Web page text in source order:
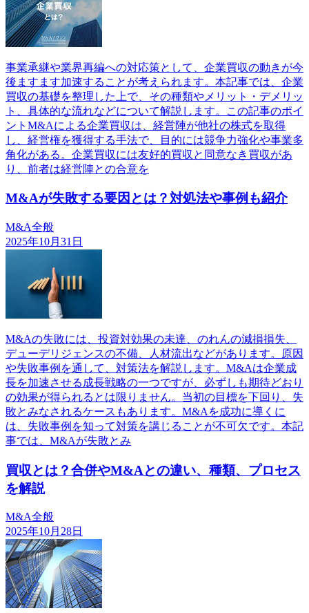
事業承継や業界再編への対応策として、企業買収の動きが今
後ますます加速することが考えられます。本記事では、企業
買収の基礎を整理した上で、その種類やメリット・デメリッ
ト、具体的な流れなどについて解説します。この記事のポイ
ントM&Aによる企業買収は、経営陣が他社の株式を取得
し、経営権を獲得する手法で、目的には競争力強化や事業多
角化がある。企業買収には友好的買収と同意なき買収があ
り、前者は経営陣との合意を
M&Aが失敗する要因とは？対処法や事例も紹介
M&A全般
2025年10月31日
M&Aの失敗には、投資対効果の未達、のれんの減損損失、
デューデリジェンスの不備、人材流出などがあります。原因
や失敗事例を通して、対策法を解説します。M&Aは企業成
長を加速させる成長戦略の一つですが、必ずしも期待どおり
の効果が得られるとは限りません。当初の目標を下回り、失
敗とみなされるケースもあります。M&Aを成功に導くに
は、失敗事例を知って対策を講じることが不可欠です。本記
事では、M&Aが失敗とみ
買収とは？合併やM&Aとの違い、種類、プロセス
を解説
M&A全般
2025年10月28日